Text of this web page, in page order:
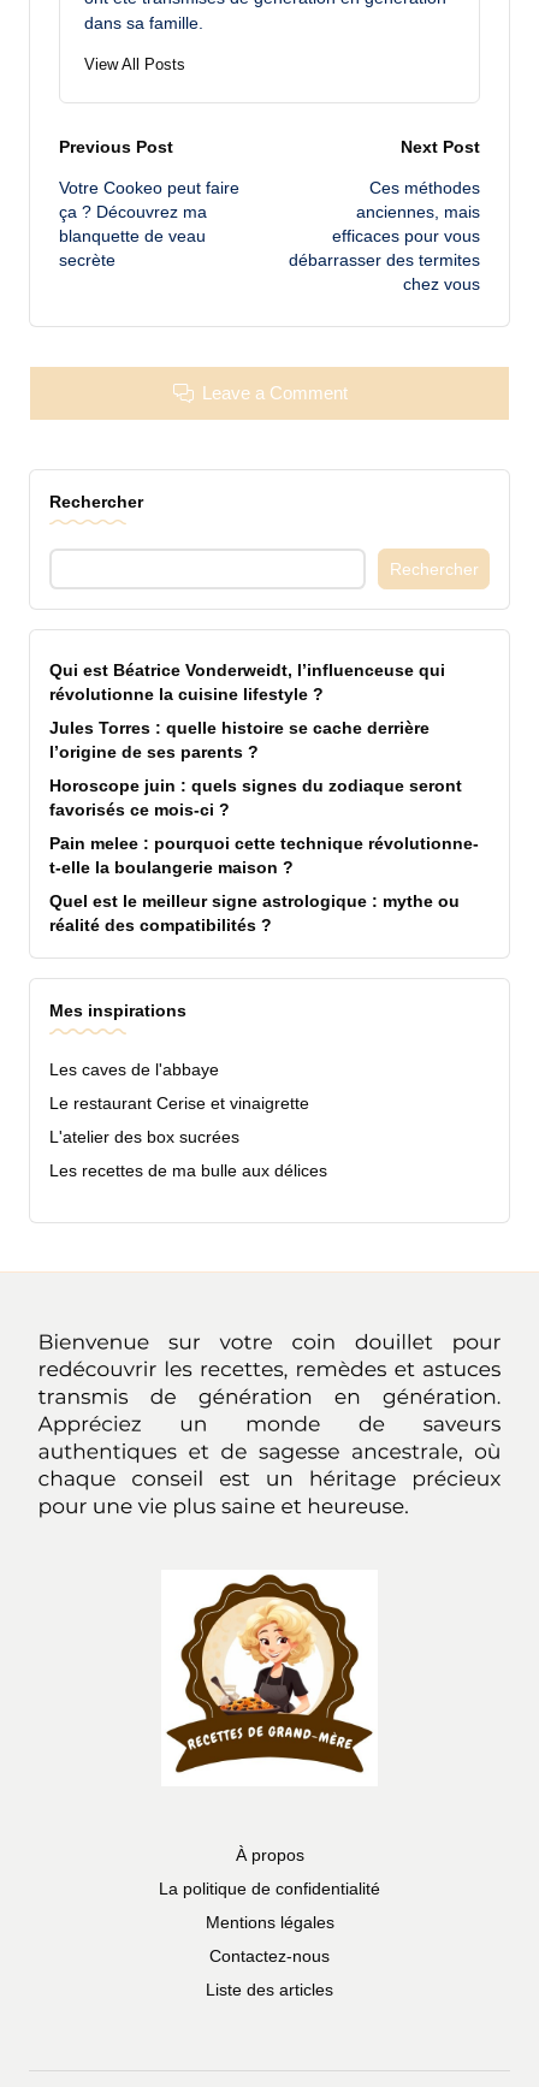
dans sa famille.
View All Posts
Post
navigation
Previous Post
Votre Cookeo peut faire
ça ? Découvrez ma
blanquette de veau
secrète
Next Post
Ces méthodes
anciennes, mais
efficaces pour vous
débarrasser des termites
chez vous
Leave a Comment
Rechercher
Rechercher
Qui est Béatrice Vonderweidt, l’influenceuse qui
révolutionne la cuisine lifestyle ?
Jules Torres : quelle histoire se cache derrière
l’origine de ses parents ?
Horoscope juin : quels signes du zodiaque seront
favorisés ce mois-ci ?
Pain melee : pourquoi cette technique révolutionne-
t-elle la boulangerie maison ?
Quel est le meilleur signe astrologique : mythe ou
réalité des compatibilités ?
Mes inspirations
Les caves de l'abbaye
Le restaurant Cerise et vinaigrette
L'atelier des box sucrées
Les recettes de ma bulle aux délices
À propos
La politique de confidentialité
Mentions légales
Contactez-nous
Liste des articles